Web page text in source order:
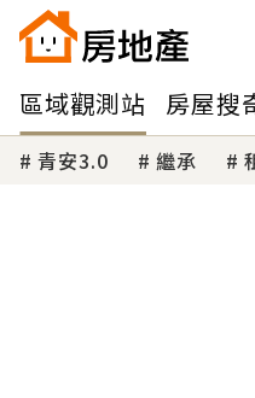
區域觀測站 房屋搜
青安3.0 繼承